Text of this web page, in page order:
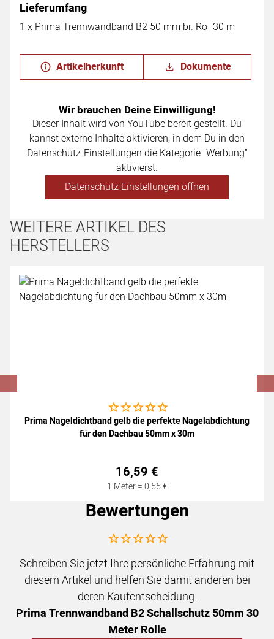
Lieferumfang
1 x Prima Trennwandband B2 50 mm br. Ro=30 m
Artikelherkunft Dokumente
Wir brauchen Deine Einwilligung!
Dieser Inhalt wird von YouTube bereit gestellt. Du
kannst externe Inhalte aktivieren, in dem Du in den
Datenschutz-Einstellungen die Kategorie "Werbung"
aktivierst.
Datenschutz Einstellungen öffnen
WEITERE ARTIKEL DES
HERSTELLERS
Artikel überspringen
Noch keine Bewertungen abgegeben
Prima Nageldichtband gelb die perfekte Nagelabdichtung
für den Dachbau 50mm x 30m
16,59 €
1 Meter =0,55€
Bewertungen
Noch keine Bewertungen abgegeben
Schreiben Sie jetzt Ihre persönliche Erfahrung mit
diesem Artikel und helfen Sie damit anderen bei
deren Kaufentscheidung.
Prima Trennwandband B2 Schallschutz 50mm 30
Meter Rolle